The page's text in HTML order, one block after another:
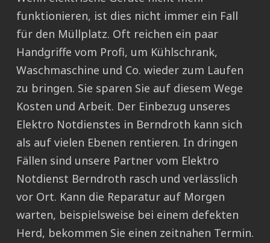
funktionieren, ist dies nicht immer ein Fall
für den Müllplatz. Oft reichen ein paar
Handgriffe vom Profi, um Kühlschrank,
Waschmaschine und Co. wieder zum Laufen
zu bringen. Sie sparen Sie auf diesem Wege
Kosten und Arbeit. Der Einbezug unseres
Elektro Notdienstes in Berndroth kann sich
als auf vielen Ebenen rentieren. In dringen
Fällen sind unsere Partner vom Elektro
Notdienst Berndroth rasch und verlässlich
vor Ort. Kann die Reparatur auf Morgen
warten, beispielsweise bei einem defekten
Herd, bekommen Sie einen zeitnahen Termin.